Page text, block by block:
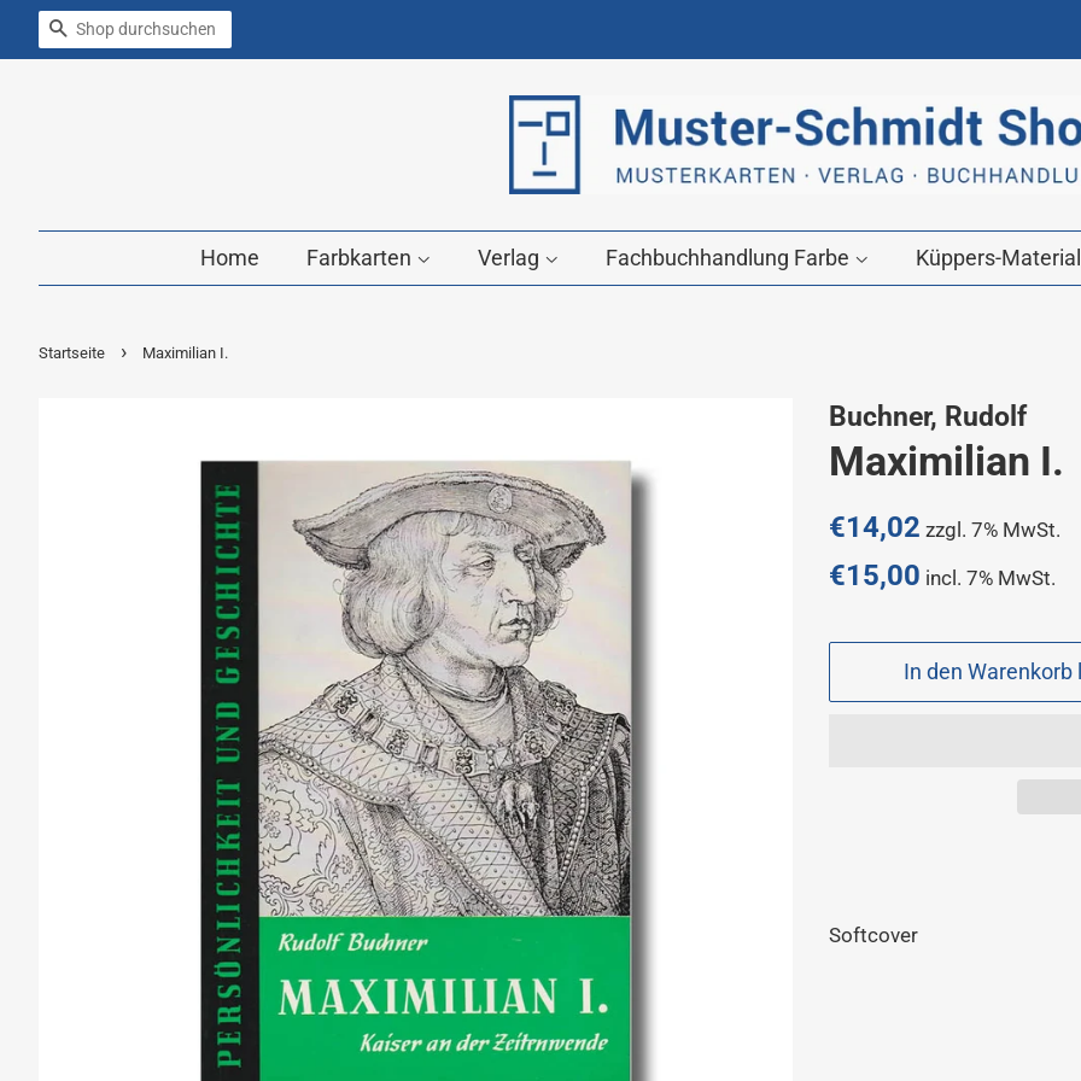
Suchen
Home Farbkarten Verlag Fachbuchhandlung Farbe Küppers-
Startseite › Maximilian I.
Buchner, Rudolf
Maximilian I.
Normaler
€14,02 zzgl. 7% MwSt.
€15,00 incl. 7% MwSt.
In den Warenkorb
Softcover